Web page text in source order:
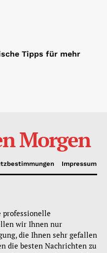
Tipps für mehr
Morgen
Impressum
professionelle
wir Ihnen nur
die Ihnen sehr gefallen
die besten Nachrichten zu